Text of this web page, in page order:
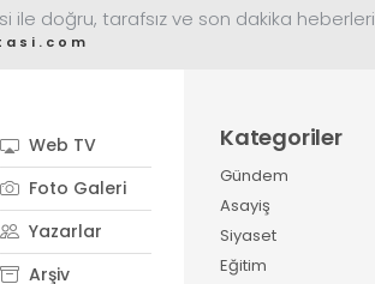
ile doğru, tarafsız ve son dakika heberleri
Web TV
Foto Galeri
Yazarlar
Arşiv
Kategoriler
Gündem
Asayiş
Siyaset
Eğitim